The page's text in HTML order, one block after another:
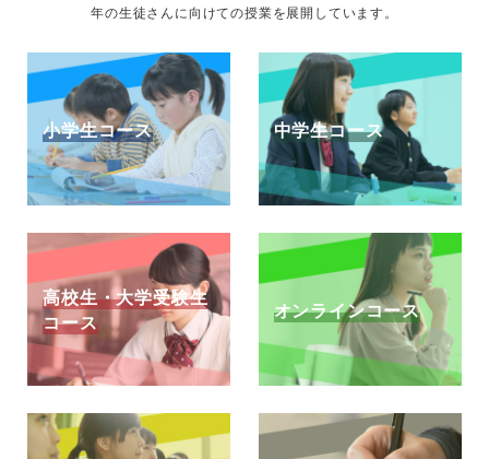
年の生徒さんに向けての授業を展開しています。
小学生コース 中学生コース
高校生・大学受験生
コース
オンラインコース